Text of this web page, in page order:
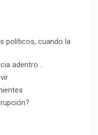
políticos, cuando la
adentro…